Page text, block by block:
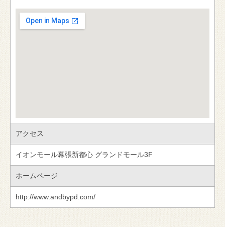
アクセス
イオンモール幕張新都心 グランドモール3F
ホームページ
http://www.andbypd.com/